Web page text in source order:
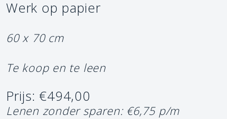
Werk op papier
60 x 70 cm
Te koop en te leen
Prijs: €494,00
Lenen zonder sparen: €6,75 p/m